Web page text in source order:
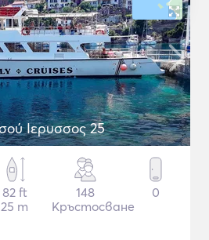
Ναυπηγείο Ιερισσού Ιερυσσος 25
82 ft
25 m
148
Кръстосване
0